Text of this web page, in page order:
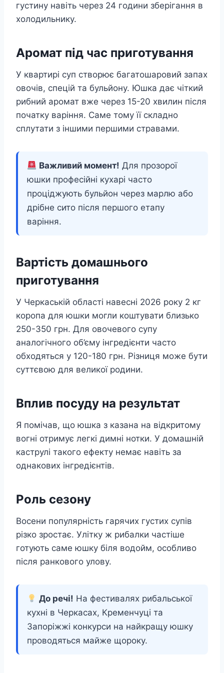
густину навіть через 24 години зберігання в
холодильнику.
Аромат під час приготування
У квартирі суп створює багатошаровий запах
овочів, спецій та бульйону. Юшка дає чіткий
рибний аромат вже через 15-20 хвилин після
початку варіння. Саме тому її складно
сплутати з іншими першими стравами.
Важливий момент! Для прозорої
юшки професійні кухарі часто
проціджують бульйон через марлю або
дрібне сито після першого етапу
варіння.
Вартість домашнього
приготування
У Черкаській області навесні 2026 року 2 кг
коропа для юшки могли коштувати близько
250-350 грн. Для овочевого супу
аналогічного об’єму інгредієнти часто
обходяться у 120-180 грн. Різниця може бути
суттєвою для великої родини.
Вплив посуду на результат
Я помічав, що юшка з казана на відкритому
вогні отримує легкі димні нотки. У домашній
каструлі такого ефекту немає навіть за
однакових інгредієнтів.
Роль сезону
Восени популярність гарячих густих супів
різко зростає. Улітку ж рибалки частіше
готують саме юшку біля водойм, особливо
після ранкового улову.
До речі! На фестивалях рибальської
кухні в Черкасах, Кременчуці та
Запоріжжі конкурси на найкращу юшку
проводяться майже щороку.